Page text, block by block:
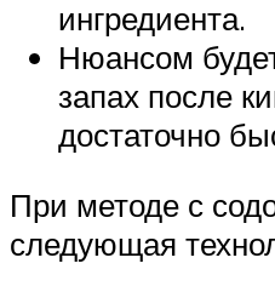
ингредиента.
Нюансом
запах после
достаточно
При методе с
следующая